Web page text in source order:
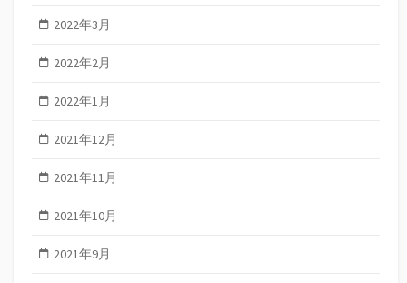
2022年3月
2022年2月
2022年1月
2021年12月
2021年11月
2021年10月
2021年9月